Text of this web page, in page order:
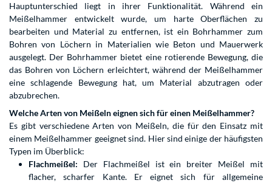
Hauptunterschied liegt in ihrer Funktionalität. Während ein
Meißelhammer entwickelt wurde, um harte Oberflächen zu
bearbeiten und Material zu entfernen, ist ein Bohrhammer zum
Bohren von Löchern in Materialien wie Beton und Mauerwerk
ausgelegt. Der Bohrhammer bietet eine rotierende Bewegung, die
das Bohren von Löchern erleichtert, während der Meißelhammer
eine schlagende Bewegung hat, um Material abzutragen oder
abzubrechen.
Welche Arten von Meißeln eignen sich für einen Meißelhammer?
Es gibt verschiedene Arten von Meißeln, die für den Einsatz mit
einem Meißelhammer geeignet sind. Hier sind einige der häufigsten
Typen im Überblick:
Flachmeißel: Der Flachmeißel ist ein breiter Meißel mit
flacher, scharfer Kante. Er eignet sich für allgemeine